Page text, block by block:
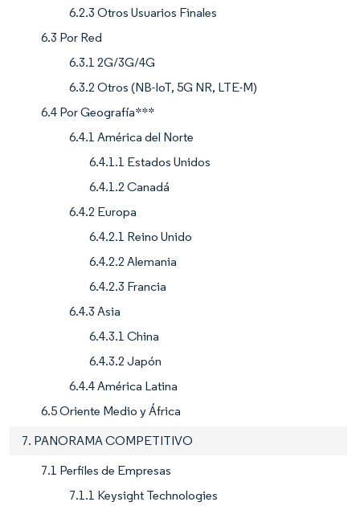
6.2.3 Otros Usuarios Finales
6.3 Por Red
6.3.1 2G/3G/4G
6.3.2 Otros (NB-IoT, 5G NR, LTE-M)
6.4 Por Geografía***
6.4.1 América del Norte
6.4.1.1 Estados Unidos
6.4.1.2 Canadá
6.4.2 Europa
6.4.2.1 Reino Unido
6.4.2.2 Alemania
6.4.2.3 Francia
6.4.3 Asia
6.4.3.1 China
6.4.3.2 Japón
6.4.4 América Latina
6.5 Oriente Medio y África
7. PANORAMA COMPETITIVO
7.1 Perfiles de Empresas
7.1.1 Keysight Technologies